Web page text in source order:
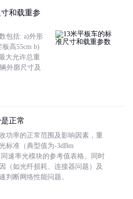
和载重参
包括: a)外形
板高55cm b)
大允许总重
外廓尺寸及
正常
功率的正常范围及影响因素，重
标准（典型值为-3dBm
速率光模块的参考值表格。同时
（如光纤损耗、连接器问题）及
判断网络性能问题。